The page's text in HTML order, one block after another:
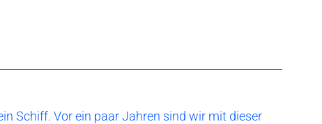
ein Schiff. Vor ein paar Jahren sind wir mit dieser